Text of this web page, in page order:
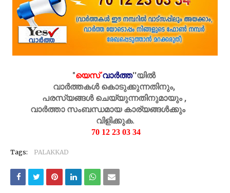
"യെസ് വാർത്ത''യിൽ
വാർത്തകൾ കൊടുക്കുന്നതിനും,
പരസ്യങ്ങൾ ചെയ്യുന്നതിനുമായും ,
വാർത്താ സംബന്ധമായ കാര്യങ്ങൾക്കും
വിളിക്കുക.
70 12 23 03 34
Tags: PALAKKAD